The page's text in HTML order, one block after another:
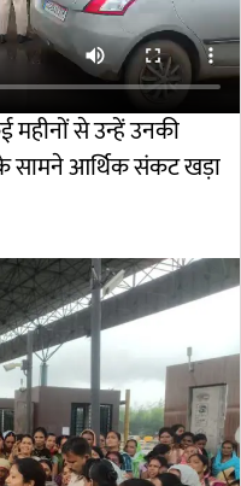
महीनों से उन्हें उनकी
सामने आर्थिक संकट खड़ा